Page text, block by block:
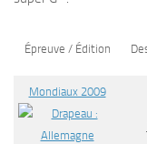
Épreuve / Édition
Mondiaux 2009